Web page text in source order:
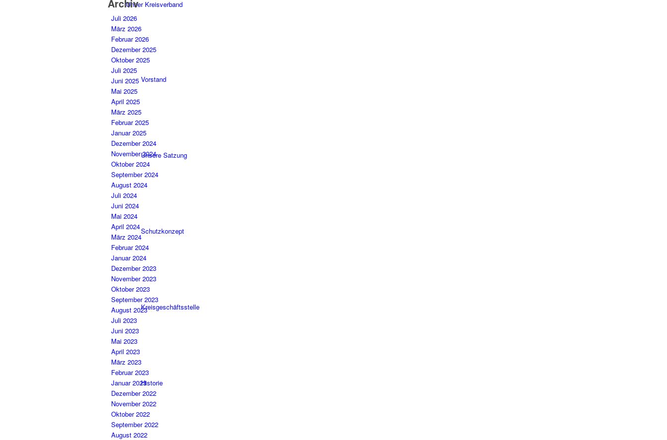
Unser Kreisverband
Vorstand
Unsere Satzung
Schutzkonzept
Kreisgeschäftsstelle
Historie
Archiv
Juli 2026
März 2026
Februar 2026
Dezember 2025
Oktober 2025
Juli 2025
Juni 2025
Mai 2025
April 2025
März 2025
Februar 2025
Januar 2025
Dezember 2024
November 2024
Oktober 2024
September 2024
August 2024
Juli 2024
Juni 2024
Mai 2024
April 2024
März 2024
Februar 2024
Januar 2024
Dezember 2023
November 2023
Oktober 2023
September 2023
August 2023
Juli 2023
Juni 2023
Mai 2023
April 2023
März 2023
Februar 2023
Januar 2023
Dezember 2022
November 2022
Oktober 2022
September 2022
August 2022